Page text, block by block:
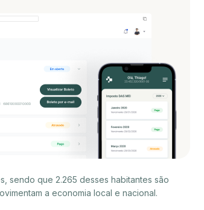
sendo que 2.265 desses habitantes são
a economia local e nacional.